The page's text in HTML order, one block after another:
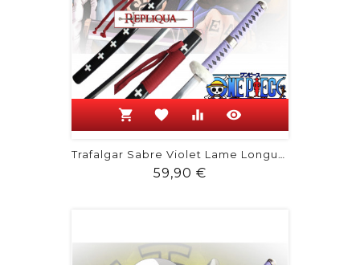
shopping_cart favorite equalizer visibility
Trafalgar Sabre Violet Lame Longue -...
59,90 €